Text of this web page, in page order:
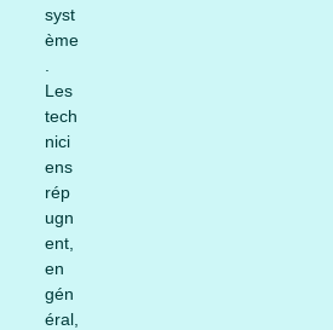
syst
ème
Les
tech
nici
ens
rép
ugn
ent,
en
gén
éral,